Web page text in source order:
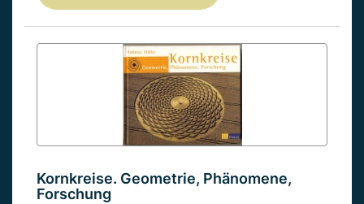
Kornkreise. Geometrie, Phänomene,
Forschung